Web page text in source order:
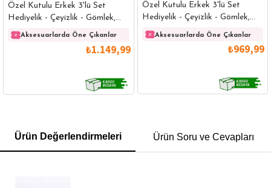
Özel Kutulu Erkek 3'lü Set
Hediyelik - Çeyizlik - Gömlek,
Parfüm Ve Kemer Seti
Aksesuarlarda Öne Çıkanlar
₺1.149,99
Özel Kutulu Erkek 3'lü Set
Hediyelik - Çeyizlik - Gömlek,
Parfüm Ve Kemer Seti
Aksesuarlarda Öne Çıkanlar
₺969,99
POLO YAKA T-SHIRT KEMER BOXER
Ürün Değerlendirmeleri Ürün Soru ve Cevapları